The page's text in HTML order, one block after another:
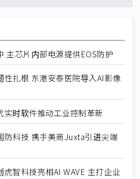
主芯片内部电源提供EOS防护
性扎根 东港安泰医院导入AI影像
实时软件推动工业控制革新
防科技 携手美商Juxta引进尖端
虎智科技亮相AI WAVE 主打企业